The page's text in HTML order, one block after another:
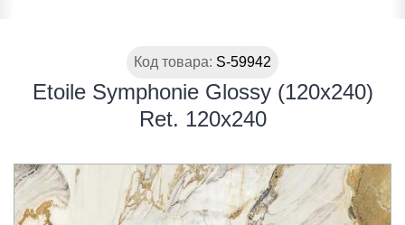
Код товара: S-59942
Etoile Symphonie Glossy (120x240)
Ret. 120x240